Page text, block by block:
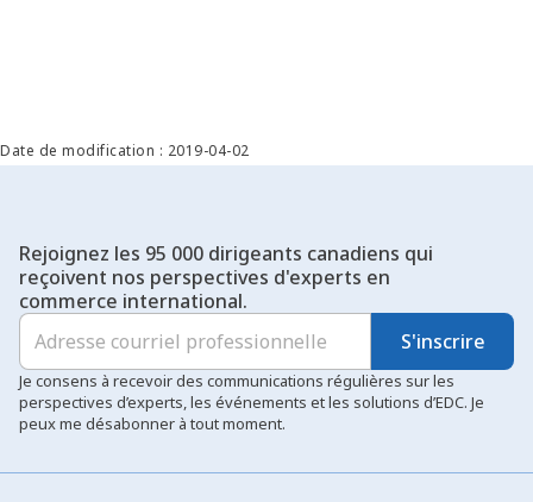
Date de modification : 2019-04-02
Rejoignez les 95 000 dirigeants canadiens qui
reçoivent nos perspectives d'experts en
commerce international.
S'inscrire
Je consens à recevoir des communications régulières sur les
perspectives d’experts, les événements et les solutions d’EDC. Je
peux me désabonner à tout moment.